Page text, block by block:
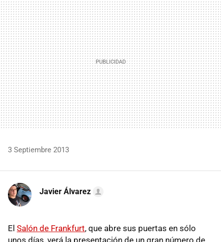
MAIL
3 Septiembre 2013
Javier Álvarez
El Salón de Frankfurt, que abre sus puertas en sólo
unos días, verá la presentación de un gran número de